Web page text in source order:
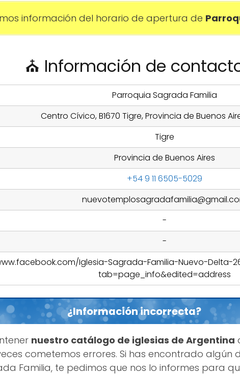
información del horario de apertura de
⛪ Información de
Parroquia Sagrada Familia
Centro Cívico, B1670 Tigre, Provincia de Buenos
Tigre
Provincia de Buenos Aires
+54 9 11 6505-5029
-
-
Iglesia-Sagrada-Familia-Nuevo-Delta-
tab=page_info&edited=address
¿Información incorrecta?
nuestro catálogo de iglesias de Argentina
cometemos errores. Si has encontrado
Familia, te pedimos que nos lo informes para